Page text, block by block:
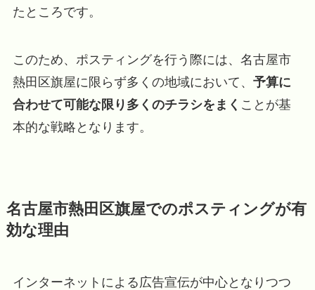
たところです。
このため、ポスティングを行う際には、名古屋市
熱田区旗屋に限らず多くの地域において、 予算に
合わせて可能な限り多くのチラシをまく ことが基
本的な戦略となります。
名古屋市熱田区旗屋でのポスティングが有
効な理由
インターネットによる広告宣伝が中心となりつつ